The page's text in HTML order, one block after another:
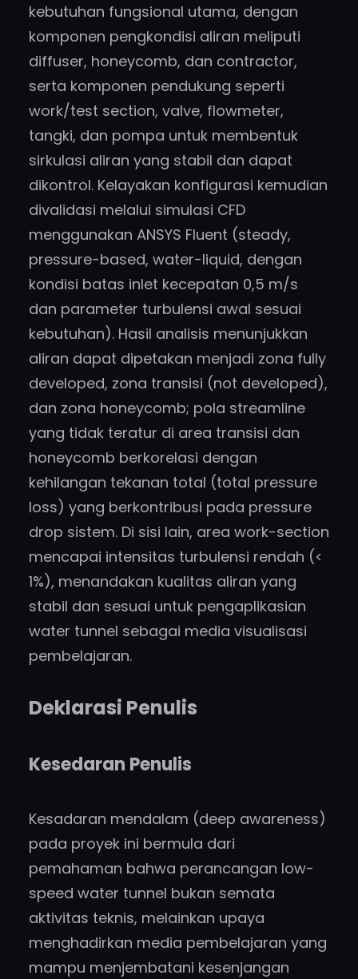
kebutuhan fungsional utama, dengan
komponen pengkondisi aliran meliputi
diffuser, honeycomb, dan contractor,
serta komponen pendukung seperti
work/test section, valve, flowmeter,
tangki, dan pompa untuk membentuk
sirkulasi aliran yang stabil dan dapat
dikontrol. Kelayakan konfigurasi kemudian
divalidasi melalui simulasi CFD
menggunakan ANSYS Fluent (steady,
pressure-based, water-liquid, dengan
kondisi batas inlet kecepatan 0,5 m/s
dan parameter turbulensi awal sesuai
kebutuhan). Hasil analisis menunjukkan
aliran dapat dipetakan menjadi zona fully
developed, zona transisi (not developed),
dan zona honeycomb; pola streamline
yang tidak teratur di area transisi dan
honeycomb berkorelasi dengan
kehilangan tekanan total (total pressure
loss) yang berkontribusi pada pressure
drop sistem. Di sisi lain, area work-section
mencapai intensitas turbulensi rendah (<
1%), menandakan kualitas aliran yang
stabil dan sesuai untuk pengaplikasian
water tunnel sebagai media visualisasi
pembelajaran.
Deklarasi Penulis
Kesedaran Penulis
Kesadaran mendalam (deep awareness)
pada proyek ini bermula dari
pemahaman bahwa perancangan low-
speed water tunnel bukan semata
aktivitas teknis, melainkan upaya
menghadirkan media pembelajaran yang
mampu menjembatani kesenjangan